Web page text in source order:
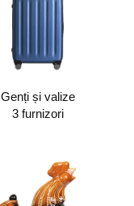
Genți și valize
3 furnizori